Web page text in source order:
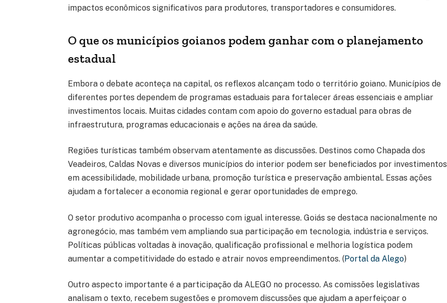
impactos econômicos significativos para produtores, transportadores e consumidores.
O que os municípios goianos podem ganhar com o planejamento
estadual
Embora o debate aconteça na capital, os reflexos alcançam todo o território goiano. Municípios de
diferentes portes dependem de programas estaduais para fortalecer áreas essenciais e ampliar
investimentos locais. Muitas cidades contam com apoio do governo estadual para obras de
infraestrutura, programas educacionais e ações na área da saúde.
Regiões turísticas também observam atentamente as discussões. Destinos como Chapada dos
Veadeiros, Caldas Novas e diversos municípios do interior podem ser beneficiados por investimentos
em acessibilidade, mobilidade urbana, promoção turística e preservação ambiental. Essas ações
ajudam a fortalecer a economia regional e gerar oportunidades de emprego.
O setor produtivo acompanha o processo com igual interesse. Goiás se destaca nacionalmente no
agronegócio, mas também vem ampliando sua participação em tecnologia, indústria e serviços.
Políticas públicas voltadas à inovação, qualificação profissional e melhoria logística podem
aumentar a competitividade do estado e atrair novos empreendimentos. (Portal da Alego)
Outro aspecto importante é a participação da ALEGO no processo. As comissões legislativas
analisam o texto, recebem sugestões e promovem discussões que ajudam a aperfeiçoar o